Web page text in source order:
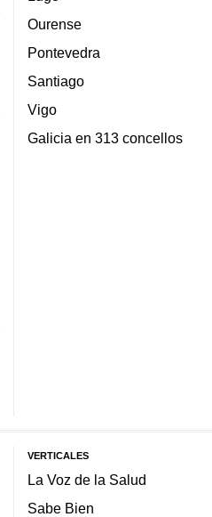
Ourense
Pontevedra
Santiago
Vigo
Galicia en 313 concellos
VERTICALES
La Voz de la Salud
Sabe Bien